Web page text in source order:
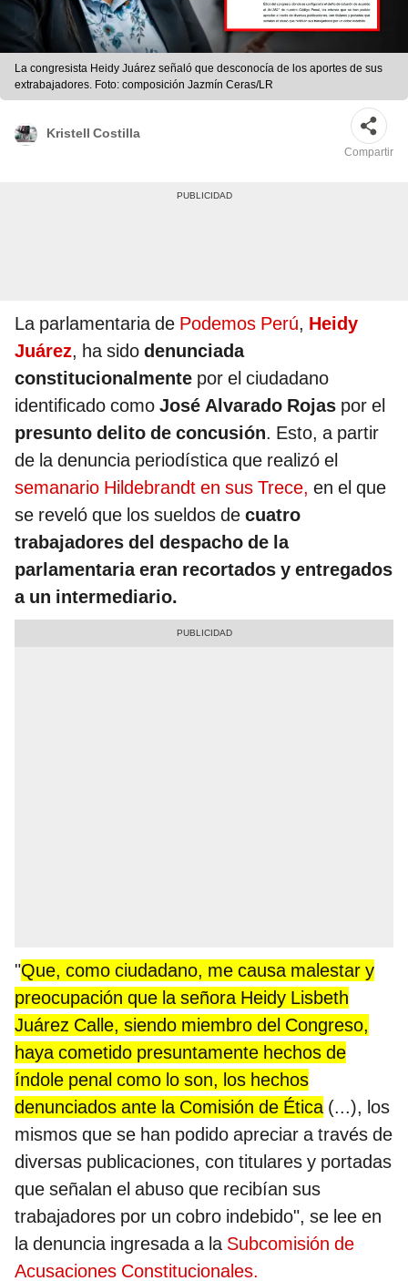
La congresista Heidy Juárez señaló que desconocía de los aportes de sus
extrabajadores. Foto: composición Jazmín Ceras/LR
Kristell Costilla
Compartir
La parlamentaria de Podemos Perú, Heidy
Juárez, ha sido denunciada
constitucionalmente por el ciudadano
identificado como José Alvarado Rojas por el
presunto delito de concusión. Esto, a partir
de la denuncia periodística que realizó el
semanario Hildebrandt en sus Trece, en el que
se reveló que los sueldos de cuatro
trabajadores del despacho de la
parlamentaria eran recortados y entregados
a un intermediario.
"Que, como ciudadano, me causa malestar y
preocupación que la señora Heidy Lisbeth
Juárez Calle, siendo miembro del Congreso,
haya cometido presuntamente hechos de
índole penal como lo son, los hechos
denunciados ante la Comisión de Ética(...), los
mismos que se han podido apreciar a través de
diversas publicaciones, con titulares y portadas
que señalan el abuso que recibían sus
trabajadores por un cobro indebido", se lee en
la denuncia ingresada a la Subcomisión de
Acusaciones Constitucionales.